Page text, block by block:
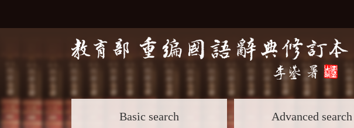
Basic search Advanced search